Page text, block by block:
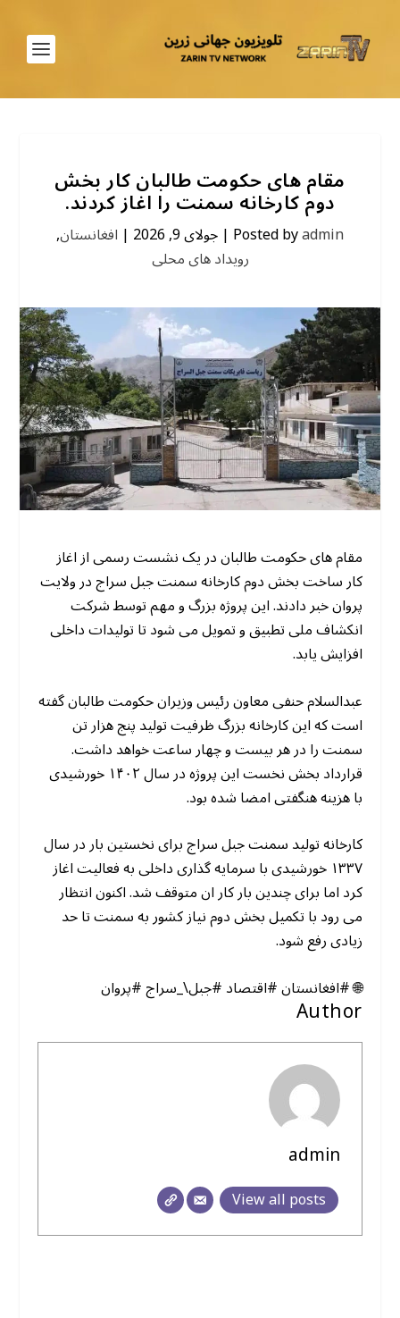
مقام های حکومت طالبان کار بخش
دوم کارخانه سمنت را اغاز کردند.
Posted byadmin
| جولای 9, 2026 | افغانستان,
رویداد های محلی
مقام های حکومت طالبان در یک نشست رسمی از اغاز
کار ساخت بخش دوم کارخانه سمنت جبل سراج در ولایت
پروان خبر دادند. این پروژه بزرگ و مهم توسط شرکت
انکشاف ملی تطبیق و تمویل می شود تا تولیدات داخلی
افزایش یابد.
عبدالسلام حنفی معاون رئیس وزیران حکومت طالبان گفته
است که این کارخانه بزرگ ظرفیت تولید پنج هزار تن
سمنت را در هر بیست و چهار ساعت خواهد داشت.
قرارداد بخش نخست این پروژه در سال ۱۴۰۲ خورشیدی
با هزینه هنگفتی امضا شده بود.
کارخانه تولید سمنت جبل سراج برای نخستین بار در سال
۱۳۳۷ خورشیدی با سرمایه گذاری داخلی به فعالیت اغاز
کرد اما برای چندین بار کار ان متوقف شد. اکنون انتظار
می رود با تکمیل بخش دوم نیاز کشور به سمنت تا حد
زیادی رفع شود.
🌐 #افغانستان #اقتصاد #جبل\_سراج #پروان
Author
admin
View all posts